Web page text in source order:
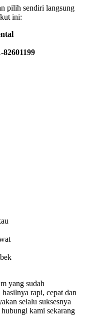
pilih sendiri langsung
ini:
82601199
yang sudah
rapi, cepat dan
selalu suksesnya
kami sekarang